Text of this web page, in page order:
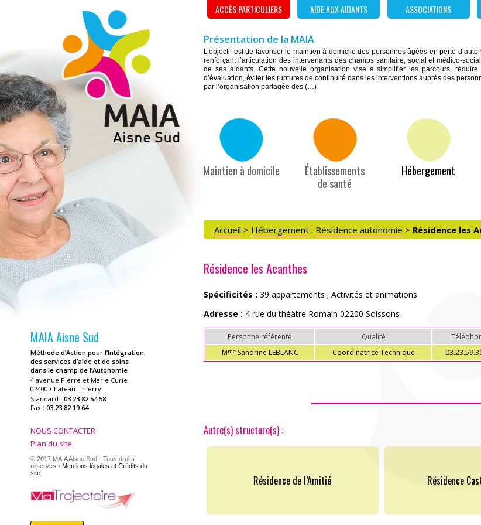
AIDE AUX AIDANTS
ASSOCIATIONS
ROMPRE LA SOLITUDE
ACCÈS PARTICULIERS AIDE AUX AIDANTS ASSOCIATIONS
Présentation de la MAIA
L’objectif est de favoriser le maintien à domicile des personnes âgées en perte
renforçant l’articulation des intervenants des champs sanitaire, social et médico-
de ses aidants. Cette nouvelle organisation vise à simplifier les parcours,
d’évaluation, éviter les ruptures de continuité dans les interventions auprès des
par l’organisation partagée des (…)
Maintien à domicile
Établissements
de santé
Hébergement
MAIA Aisne Sud
Méthode d’Action pour l’Intégration
des services d’aide et de soins
dans le champ de l’Autonomie
4 avenue Pierre et Marie Curie
02400 Château-Thierry
Standard : 03 23 82 54 58
Fax : 03 23 82 19 64
NOUS CONTACTER
Plan du site
© 2017 MAIA Aisne Sud - Tous droits
réservés • Mentions légales et Crédits du
site
Accueil > Hébergement : Résidence autonomie > Résidence les
Résidence les Acanthes
Spécificités : 39 appartements ; Activités et animations
Adresse : 4 rue du théâtre Romain 02200 Soissons
Personne référente Qualité
MmeSandrine LEBLANC Coordinatrice Technique
Autre(s) structure(s) :
Résidence de l’Amitié Résidence